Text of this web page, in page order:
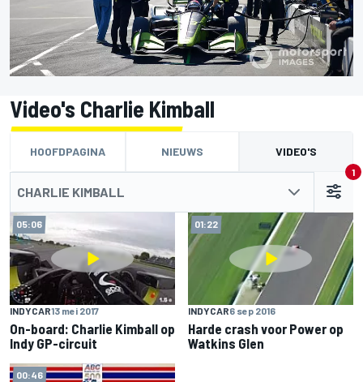
Video's Charlie Kimball
HOOFDPAGINA NIEUWS VIDEO'S
CHARLIE KIMBALL
1
05:06
INDYCAR13 mei 2017
On-board: Charlie Kimball op
Indy GP-circuit
01:22
INDYCAR6 sep 2016
Harde crash voor Power op
Watkins Glen
00:46